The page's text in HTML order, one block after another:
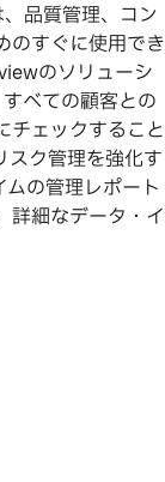
品質管理、コン
のすぐに使用でき
のソリューシ
べての顧客との
チェックすること
スク管理を強化す
の管理レポート
詳細なデータ・イ